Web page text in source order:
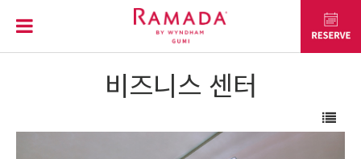
비즈니스 센터